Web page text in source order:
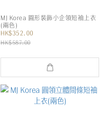
MJ Korea 圓形裝飾小企領短袖上衣
(兩色)
HK$352.00
HK$587.00